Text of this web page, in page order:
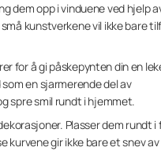
dem opp i vinduene ved hjelp
kunstverkene vil ikke bare
for å gi påskepynten din en
en sjarmerende del av
spre smil rundt i hjemmet.
Plasser dem rundt i
kurvene gir ikke bare et snev av